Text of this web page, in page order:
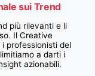
sui Trend
più rilevanti e li
Il Creative
professionisti del
a darti i
azionabili.